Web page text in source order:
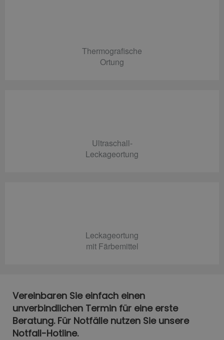
Thermografische
Ortung
Ultraschall-
Leckageortung
Leckageortung
mit Färbemittel
Vereinbaren Sie einfach einen
unverbindlichen Termin für eine erste
Beratung. Für Notfälle nutzen Sie unsere
Notfall-Hotline.